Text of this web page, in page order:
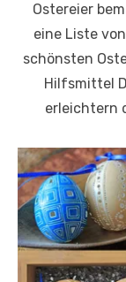
Ostereier
eine Liste
schönsten
Hilfsmittel
erleichtern